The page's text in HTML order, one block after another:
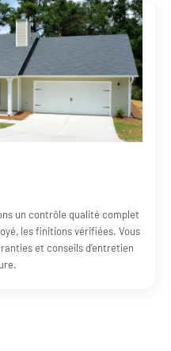
un contrôle qualité complet
les finitions vérifiées. Vous
et conseils d’entretien